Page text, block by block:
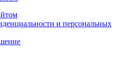
и персональных